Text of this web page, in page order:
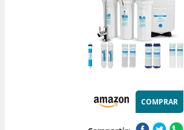
COMPRAR